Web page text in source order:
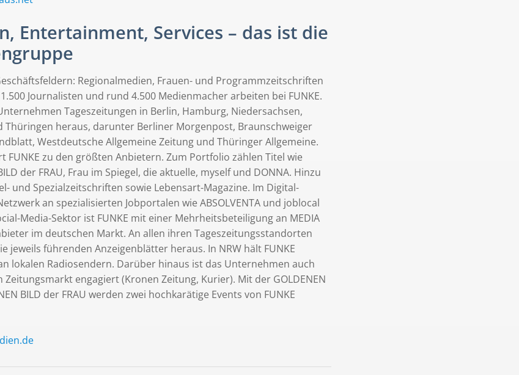
Entertainment, Services – das ist die
Regionalmedien, Frauen- und Programmzeitschriften
Journalisten und rund 4.500 Medienmacher arbeiten bei FUNKE.
Tageszeitungen in Berlin, Hamburg, Niedersachsen,
Thüringen heraus, darunter Berliner Morgenpost, Braunschweiger
Westdeutsche Allgemeine Zeitung und Thüringer Allgemeine.
FUNKE zu den größten Anbietern. Zum Portfolio zählen Titel wie
der FRAU, Frau im Spiegel, die aktuelle, myself und DONNA. Hinzu
und Spezialzeitschriften sowie Lebensart-Magazine. Im Digital-
an spezialisierten Jobportalen wie ABSOLVENTA und joblocal
Media-Sektor ist FUNKE mit einer Mehrheitsbeteiligung an MEDIA
im deutschen Markt. An allen ihren Tageszeitungsstandorten
jeweils führenden Anzeigenblätter heraus. In NRW hält FUNKE
lokalen Radiosendern. Darüber hinaus ist das Unternehmen auch
engagiert (Kronen Zeitung, Kurier). Mit der GOLDENEN
BILD der FRAU werden zwei hochkarätige Events von FUNKE